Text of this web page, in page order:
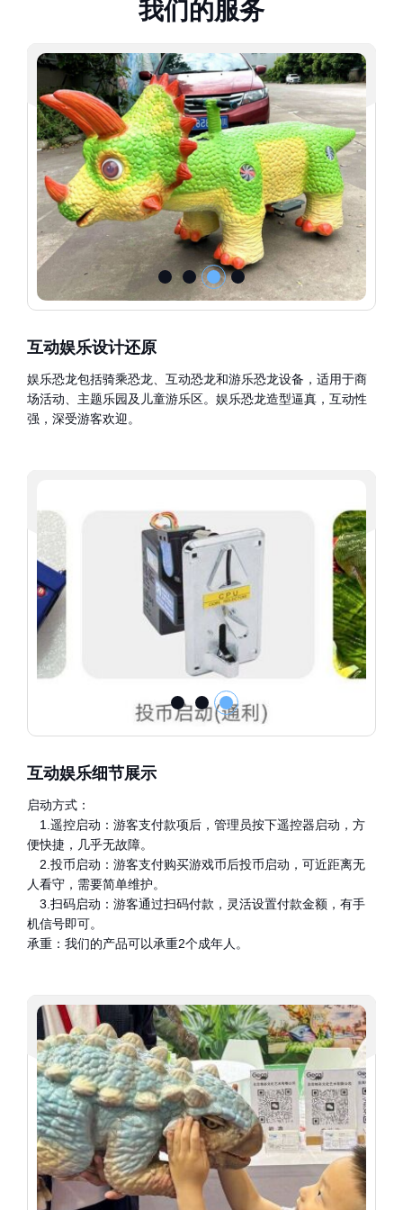
我们的服务
互动娱乐设计还原
娱乐恐龙包括骑乘恐龙、互动恐龙和游乐恐龙设备，适用于商
场活动、主题乐园及儿童游乐区。娱乐恐龙造型逼真，互动性
强，深受游客欢迎。
互动娱乐细节展示
启动方式：
1.遥控启动：游客支付款项后，管理员按下遥控器启动，方
便快捷，几乎无故障。
2.投币启动：游客支付购买游戏币后投币启动，可近距离无
人看守，需要简单维护。
3.扫码启动：游客通过扫码付款，灵活设置付款金额，有手
机信号即可。
承重：我们的产品可以承重2个成年人。